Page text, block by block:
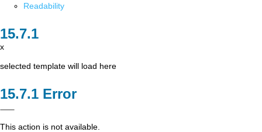
Readability
x
selected template will load here
Error
This action is not available.